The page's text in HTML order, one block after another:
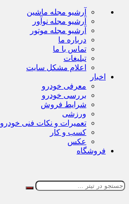
آرشیو مجله ماشین
آرشیو مجله نوآور
آرشیو مجله موتور
درباره ما
تماس با ما
تبلیغات
اعلام مشکل سایت
اخبار
معرفی خودرو
بررسی خودرو
شرایط فروش
ورزشی
تعمیرات و نکات فنی خودرو
کسب و کار
عکس
فروشگاه